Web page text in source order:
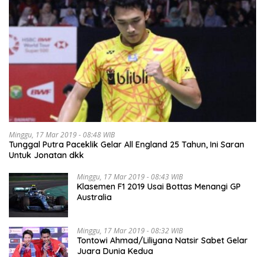
Minggu, 17 Mar 2019 - 08:48 WIB
Tunggal Putra Paceklik Gelar All England 25 Tahun, Ini Saran
Untuk Jonatan dkk
Minggu, 17 Mar 2019 - 08:43 WIB
Klasemen F1 2019 Usai Bottas Menangi GP
Australia
Minggu, 17 Mar 2019 - 08:32 WIB
Tontowi Ahmad/Liliyana Natsir Sabet Gelar
Juara Dunia Kedua